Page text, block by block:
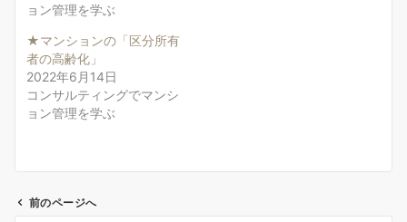
ョン管理を学ぶ
★マンションの「区分所有
者の高齢化」
2022年6月14日
コンサルティングでマンシ
ョン管理を学ぶ
前のページへ